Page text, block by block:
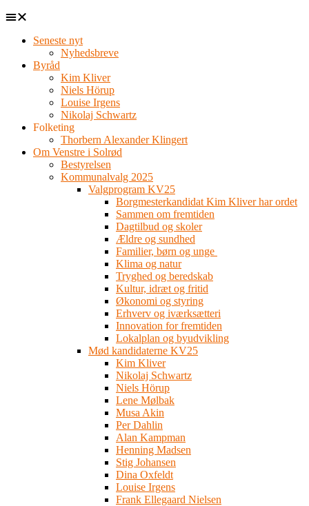
Seneste nyt
Nyhedsbreve
Byråd
Kim Kliver
Niels Hörup
Louise Irgens
Nikolaj Schwartz
Folketing
Thorbern Alexander Klingert
Om Venstre i Solrød
Bestyrelsen
Kommunalvalg 2025
Valgprogram KV25
Borgmesterkandidat Kim Kliver har ordet
Sammen om fremtiden
Dagtilbud og skoler
Ældre og sundhed
Familier, børn og unge
Klima og natur
Tryghed og beredskab
Kultur, idræt og fritid
Økonomi og styring
Erhverv og iværksætteri
Innovation for fremtiden
Lokalplan og byudvikling
Mød kandidaterne KV25
Kim Kliver
Nikolaj Schwartz
Niels Hörup
Lene Mølbak
Musa Akin
Per Dahlin
Alan Kampman
Henning Madsen
Stig Johansen
Dina Oxfeldt
Louise Irgens
Frank Ellegaard Nielsen